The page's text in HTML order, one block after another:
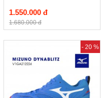
1.550.000 đ
1.680.000 đ
- 20 %